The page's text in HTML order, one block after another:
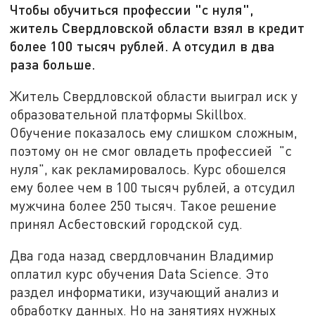
Чтобы обучиться профессии "с нуля",
житель Свердловской области взял в кредит
более 100 тысяч рублей. А отсудил в два
раза больше.
Житель Свердловской области выиграл иск у
образовательной платформыSkillbox.
Обучение показалось ему слишком сложным,
поэтому он не смог овладеть профессией "с
нуля", как рекламировалось. Курс обошелся
ему более чем в 100 тысяч рублей, а отсудил
мужчина более 250 тысяч. Такое решение
принял Асбестовский городской суд.
Два года назад свердловчанин Владимир
оплатил курс обучения Data Science. Это
раздел информатики, изучающий анализ и
обработку данных. Но на занятиях нужных